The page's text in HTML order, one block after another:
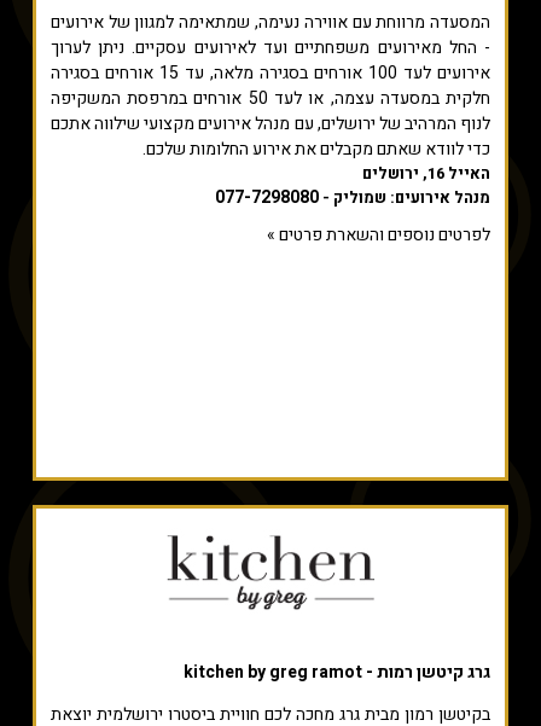
המסעדה מרווחת עם אווירה נעימה, שמתאימה למגוון של אירועים
- החל מאירועים משפחתיים ועד לאירועים עסקיים. ניתן לערוך
אירועים לעד 100 אורחים בסגירה מלאה, עד 15 אורחים בסגירה
חלקית במסעדה עצמה, או לעד 50 אורחים במרפסת המשקיפה
לנוף המרהיב של ירושלים, עם מנהל אירועים מקצועי שילווה אתכם
כדי לוודא שאתם מקבלים את אירוע החלומות שלכם.
האייל 16, ירושלים
מנהל אירועים: שמוליק - 077-7298080
לפרטים נוספים והשארת פרטים »
גרג קיטשן רמות - kitchen by greg ramot
בקיטשן רמון מבית גרג מחכה לכם חוויית ביסטרו ירושלמית יוצאת